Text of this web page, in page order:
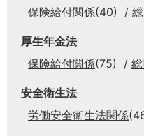
保険給付関係(40)
厚生年金法
保険給付関係(75)
安全衛生法
労働安全衛生法関係